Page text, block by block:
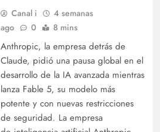
Canal i
4 semanas
ago
0 8 mins
Anthropic, la empresa detrás de
Claude, pidió una pausa global en el
desarrollo de la IA avanzada mientras
lanza Fable 5, su modelo más
potente y con nuevas restricciones
de seguridad. La empresa